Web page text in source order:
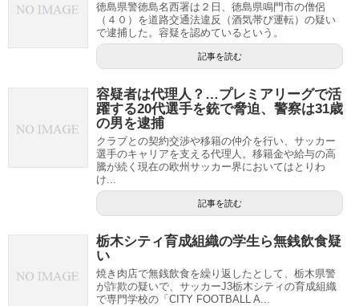
徳島県警徳島名西署は２日、徳島県鳴門市の僧侶
（４０）を道路交通法違反（酒気帯び運転）の疑い
で逮捕した。容疑を認めているという。
記事を読む
容疑者は代理人？…プレミアリーグで活
躍する20代選手を銃で脅迫、警察は31歳
の男を逮捕
クラブとの契約交渉や移籍の仲介を行い、サッカー
選手のキャリアを支える代理人。移籍金や給与の高
騰が続く現在の欧州サッカー界においてはとりわ
け...
記事を読む
栃木シティ育成組織の学生ら無銭飲食疑
い
焼き肉店で無銭飲食を繰り返したとして、栃木県警
が詐欺の疑いで、サッカーJ3栃木シティの育成組織
で専門学校の「CITY FOOTBALL A...